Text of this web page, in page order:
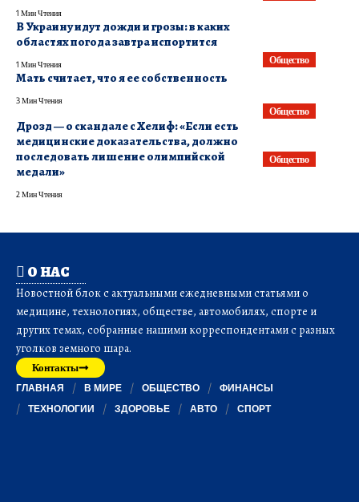
1 Мин Чтения
Общество
В Украину идут дожди и грозы: в каких
областях погода завтра испортится
1 Мин Чтения
Общество
Мать считает, что я ее собственность
3 Мин Чтения
Общество
Дрозд — о скандале с Хелиф: «Если есть
медицинские доказательства, должно
последовать лишение олимпийской
медали»
2 Мин Чтения
О НАС
Новостной блок с актуальными ежедневными статьями о
медицине, технологиях, обществе, автомобилях, спорте и
других темах, собранные нашими корреспондентами с разных
уголков земного шара.
Контакты
ГЛАВНАЯ В МИРЕ ОБЩЕСТВО
ФИНАНСЫ
ТЕХНОЛОГИИ
ЗДОРОВЬЕ АВТО СПОРТ